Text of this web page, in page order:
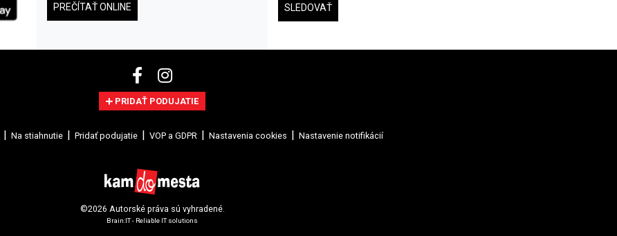
PREČÍTAŤ ONLINE SLEDOVAŤ
PRIDAŤ PODUJATIE
Na stiahnutie Pridať podujatie VOP a GDPR Nastavenia cookies Nastavenie notifikácií
©2026 Autorské práva sú vyhradené.
Brain:IT - Reliable IT solutions